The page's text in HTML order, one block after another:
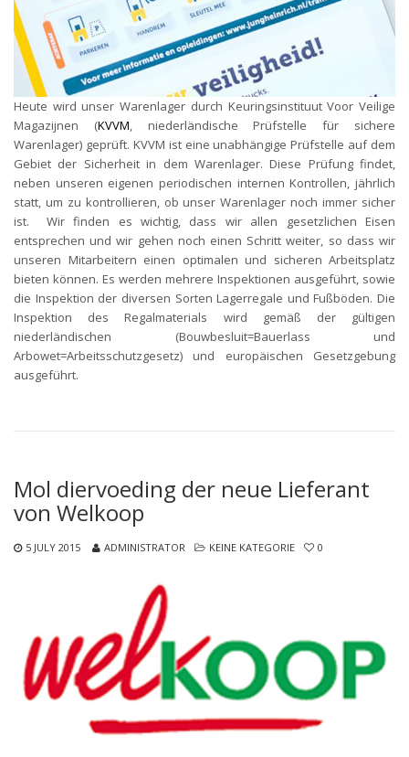
Heute wird unser Warenlager durch Keuringsinstituut Voor Veilige
Magazijnen (KVVM, niederländische Prüfstelle für sichere
Warenlager) geprüft. KVVM ist eine unabhängige Prüfstelle auf dem
Gebiet der Sicherheit in dem Warenlager. Diese Prüfung findet,
neben unseren eigenen periodischen internen Kontrollen, jährlich
statt, um zu kontrollieren, ob unser Warenlager noch immer sicher
ist. Wir finden es wichtig, dass wir allen gesetzlichen Eisen
entsprechen und wir gehen noch einen Schritt weiter, so dass wir
unseren Mitarbeitern einen optimalen und sicheren Arbeitsplatz
bieten können. Es werden mehrere Inspektionen ausgeführt, sowie
die Inspektion der diversen Sorten Lagerregale und Fußböden. Die
Inspektion des Regalmaterials wird gemäß der gültigen
niederländischen (Bouwbesluit=Bauerlass und
Arbowet=Arbeitsschutzgesetz) und europäischen Gesetzgebung
ausgeführt.
Mol diervoeding der neue Lieferant
von Welkoop
5 JULY 2015 ADMINISTRATOR KEINE KATEGORIE 0